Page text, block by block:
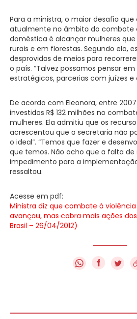
Para a ministra, o maior desafio que
atualmente no âmbito do combate
doméstica é alcançar mulheres
rurais e em florestas. Segundo ela,
desprovidas de meios para
o país. “Talvez possamos pensar
estratégicos, parcerias com juízes e
De acordo com Eleonora, entre 2007
investidos R$ 132 milhões no
mulheres. Ela admitiu que os
acrescentou que a secretaria não
o ideal”. “Temos que fazer e
que temos. Não acho que a falta de
impedimento para a
ressaltou.
Acesse em pdf:
Ministra diz que combate à
avançou, mas cobra mais ações
Brasil – 26/04/2012)
f